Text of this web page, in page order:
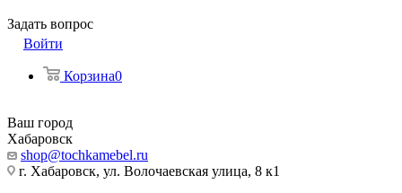
Задать вопрос
Войти
Корзина0
Ваш город
Хабаровск
shop@tochkamebel.ru
г. Хабаровск, ул. Волочаевская улица, 8 к1